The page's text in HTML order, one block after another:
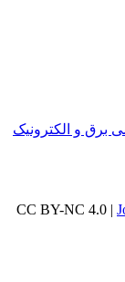
و الکترونیک